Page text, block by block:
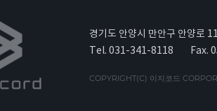
경기도 안양시 만안구 안양로
Tel. 031-341-8118
Fax.
COPYRIGHT(C) 이지코드